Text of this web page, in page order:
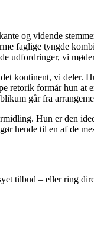
og vidende
faglige tyngde
udfordringer, vi
kontinent, vi deler.
formår hun at
går fra
Hun er den
hende til en af de
tilbud – eller ring